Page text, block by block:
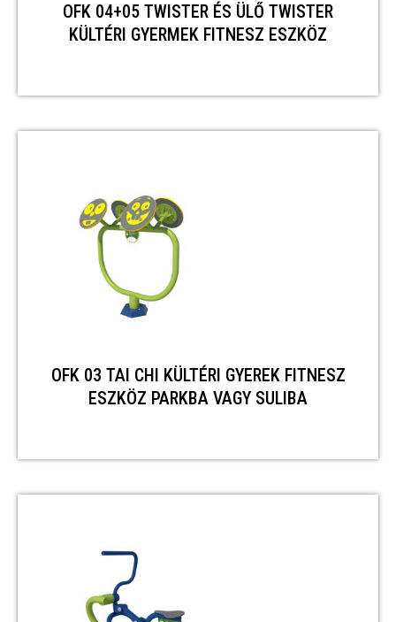
OFK 04+05 TWISTER ÉS ÜLŐ TWISTER
KÜLTÉRI GYERMEK FITNESZ ESZKÖZ
OFK 03 TAI CHI KÜLTÉRI GYEREK FITNESZ
ESZKÖZ PARKBA VAGY SULIBA